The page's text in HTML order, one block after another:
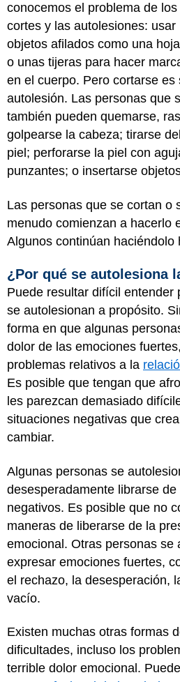
conocemos el problema de los
cortes y las autolesiones: usar
objetos afilados como una
o unas tijeras para hacer
en el cuerpo. Pero cortarse es
autolesión. Las personas que
también pueden quemarse,
golpearse la cabeza; tirarse
piel; perforarse la piel con
punzantes; o insertarse
Las personas que se cortan o
menudo comienzan a hacerlo
Algunos continúan haciéndolo
¿Por qué se autolesiona
Puede resultar difícil entender
se autolesionan a propósito.
forma en que algunas
dolor de las emociones
problemas relativos a la
Es posible que tengan que
les parezcan demasiado
situaciones negativas que
cambiar.
Algunas personas se
desesperadamente librarse
negativos. Es posible que no
maneras de liberarse de la
emocional. Otras personas se
expresar emociones fuertes,
el rechazo, la desesperación,
vacío.
Existen muchas otras formas
dificultades, incluso los
terrible dolor emocional.